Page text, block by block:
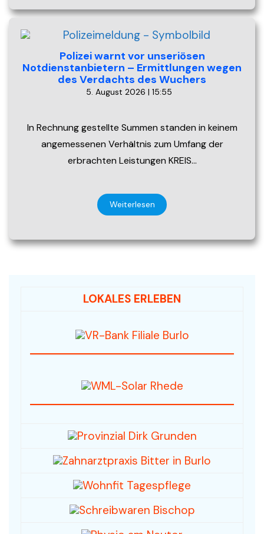
Polizei warnt vor unseriösen
Notdienstanbietern – Ermittlungen wegen
des Verdachts des Wuchers
5. August 2026 | 15:55
In Rechnung gestellte Summen standen in keinem
angemessenen Verhältnis zum Umfang der
erbrachten Leistungen KREIS…
Weiterlesen
LOKALES ERLEBEN